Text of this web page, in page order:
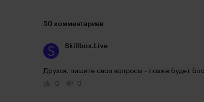
50 комментариев
Skillbox.Live
Друзья, пишите свои вопросы - позже будет
0
0